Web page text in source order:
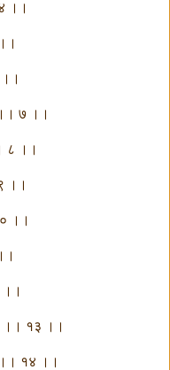
।।
।।
७ ।।
८ ।।
।।
।।
।।
।। १३ ।।
।। १४ ।।